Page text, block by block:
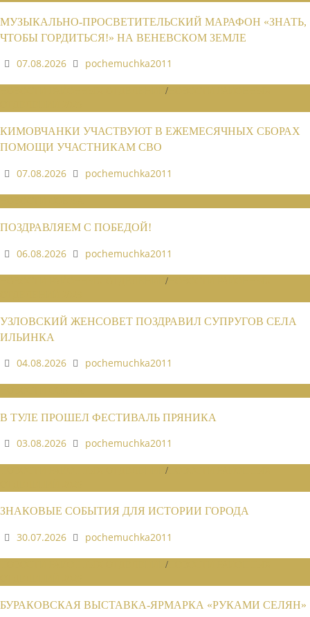
МУЗЫКАЛЬНО-ПРОСВЕТИТЕЛЬСКИЙ МАРАФОН «ЗНАТЬ,
ЧТОБЫ ГОРДИТЬСЯ!» НА ВЕНЕВСКОМ ЗЕМЛЕ
07.08.2026
pochemuchka2011
/
КИМОВЧАНКИ УЧАСТВУЮТ В ЕЖЕМЕСЯЧНЫХ СБОРАХ
ПОМОЩИ УЧАСТНИКАМ СВО
07.08.2026
pochemuchka2011
ПОЗДРАВЛЯЕМ С ПОБЕДОЙ!
06.08.2026
pochemuchka2011
/
УЗЛОВСКИЙ ЖЕНСОВЕТ ПОЗДРАВИЛ СУПРУГОВ СЕЛА
ИЛЬИНКА
04.08.2026
pochemuchka2011
В ТУЛЕ ПРОШЕЛ ФЕСТИВАЛЬ ПРЯНИКА
03.08.2026
pochemuchka2011
/
ЗНАКОВЫЕ СОБЫТИЯ ДЛЯ ИСТОРИИ ГОРОДА
30.07.2026
pochemuchka2011
/
БУРАКОВСКАЯ ВЫСТАВКА-ЯРМАРКА «РУКАМИ СЕЛЯН»